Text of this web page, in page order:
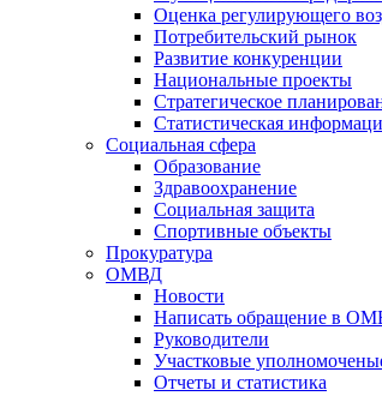
Оценка регулирующего
Потребительский рынок
Развитие конкуренции
Национальные проекты
Стратегическое
Статистическая
Социальная сфера
Образование
Здравоохранение
Социальная защита
Спортивные объекты
Прокуратура
ОМВД
Новости
Написать обращение в
Руководители
Участковые
Отчеты и статистика